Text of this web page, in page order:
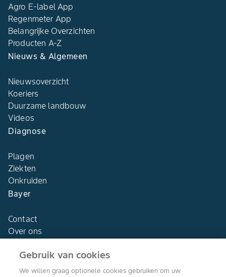
Agro E-label App
Regenmeter App
Belangrijke Overzichten
Producten A-Z
Nieuws & Algemeen
Nieuwsoverzicht
Koeriers
Duurzame landbouw
Videos
Diagnose
Plagen
Ziekten
Onkruiden
Bayer
Contact
Over ons
Gebruik van cookies
We willen graag optionele cookies gebruiken om uw